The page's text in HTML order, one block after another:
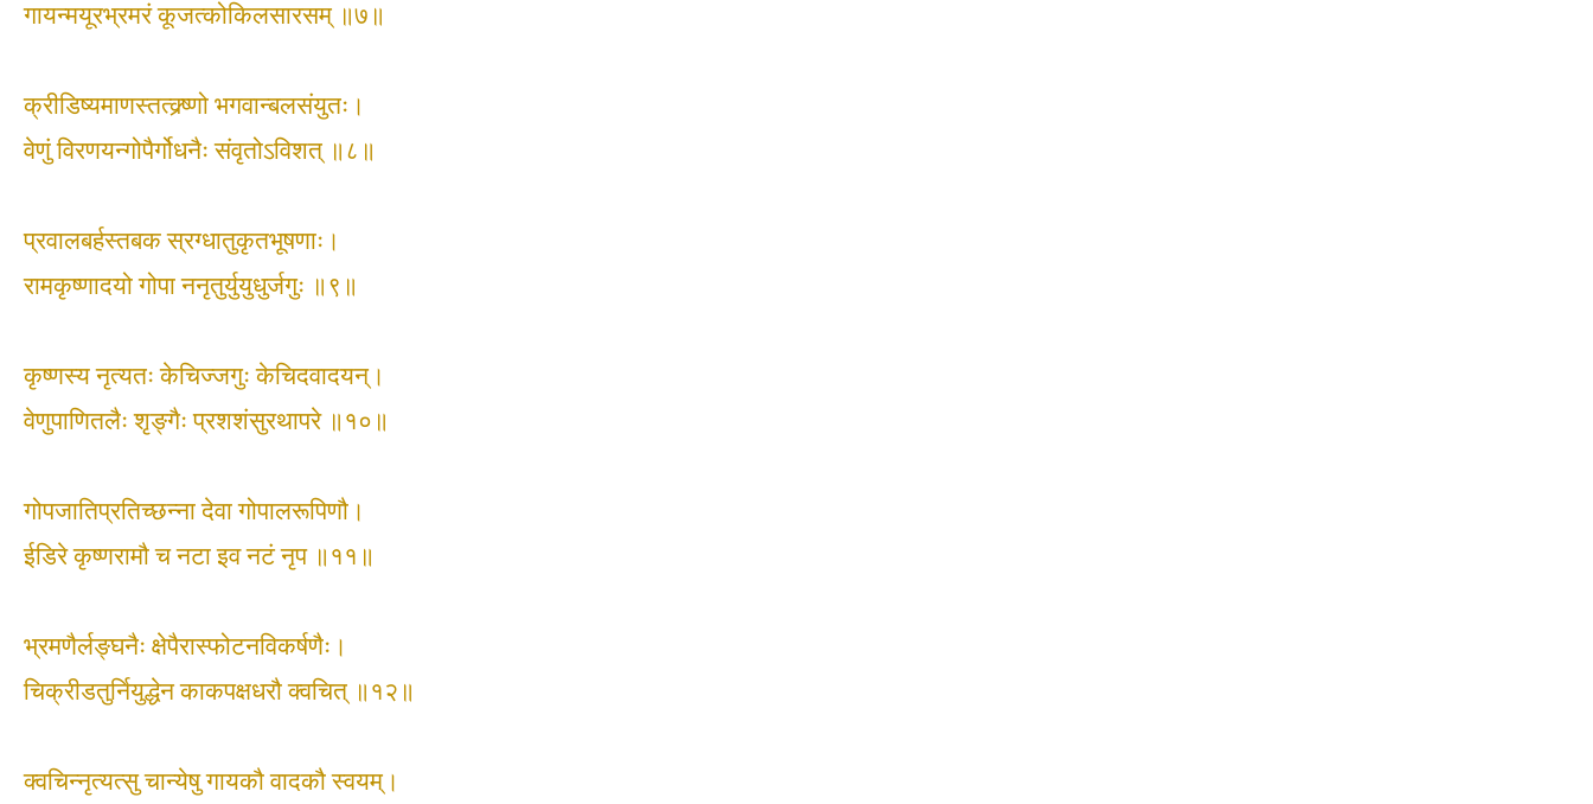
गायन्मयूरभ्रमरं कूजत्कोकिलसारसम् ॥७॥
क्रीडिष्यमाणस्तत्क्र्ष्णो भगवान्बलसंयुतः।
वेणुं विरणयन्गोपैर्गोधनैः संवृतोऽविशत् ॥८॥
प्रवालबर्हस्तबक स्रग्धातुकृतभूषणाः।
रामकृष्णादयो गोपा ननृतुर्युयुधुर्जगुः ॥९॥
कृष्णस्य नृत्यतः केचिज्जगुः केचिदवादयन्।
वेणुपाणितलैः शृङ्गैः प्रशशंसुरथापरे ॥१०॥
गोपजातिप्रतिच्छन्ना देवा गोपालरूपिणौ।
ईडिरे कृष्णरामौ च नटा इव नटं नृप ॥११॥
भ्रमणैर्लङ्घनैः क्षेपैरास्फोटनविकर्षणैः।
चिक्रीडतुर्नियुद्धेन काकपक्षधरौ क्वचित् ॥१२॥
क्वचिन्नृत्यत्सु चान्येषु गायकौ वादकौ स्वयम्।